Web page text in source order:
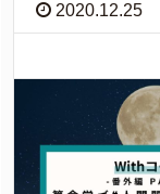
2020.12.25